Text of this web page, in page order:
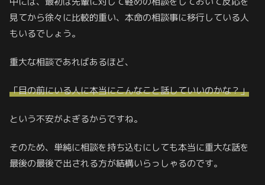
見てから徐々に比較的重い、本命の相談事に移行している人
もいるでしょう。
重大な相談であればあるほど、
「目の前にいる人に本当にこんなこと話していいのかな？」
という不安がよぎるからですね。
そのため、単純に相談を持ち込むにしても本当に重大な話を
最後の最後で出される方が結構いらっしゃるのです。